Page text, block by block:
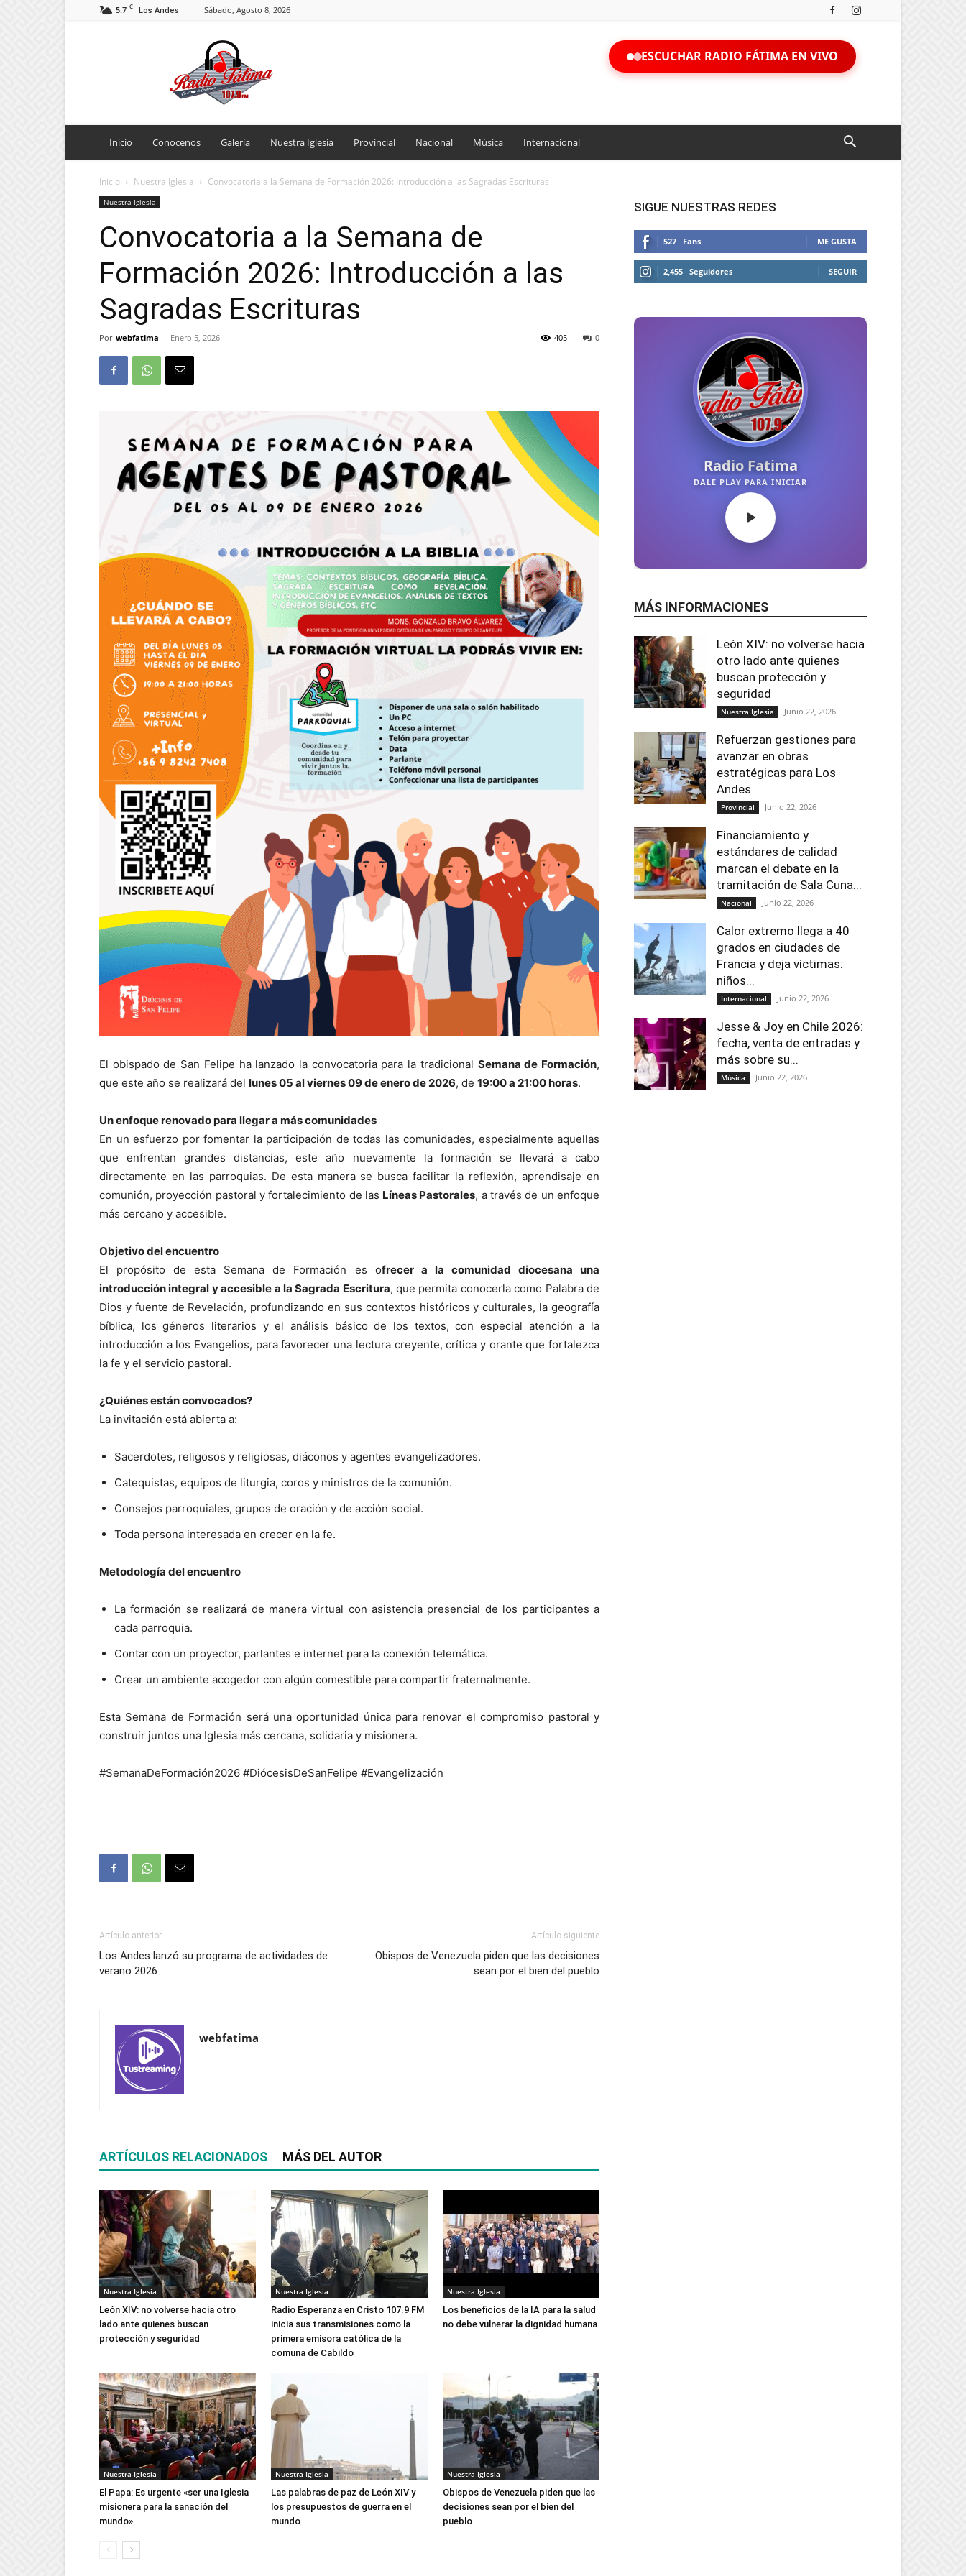
5.7 C Los Andes Sábado, Agosto 8, 2026
ESCUCHAR RADIO FÁTIMA EN VIVO
Inicio Conocenos Galería Nuestra Iglesia Provincial Nacional Música Internacional
Inicio Nuestra Iglesia Convocatoria a la Semana de Formación 2026: Introducción a las Sagradas Escrituras
Nuestra Iglesia
Convocatoria a la Semana de
Formación 2026: Introducción a las
Sagradas Escrituras
Por webfatima - Enero 5, 2026 0
405
El obispado de San Felipe ha lanzado la convocatoria para la tradicional Semana de Formación,
que este año se realizará del lunes 05 al viernes 09 de enero de 2026, de 19:00 a 21:00 horas.
Un enfoque renovado para llegar a más comunidades
En un esfuerzo por fomentar la participación de todas las comunidades, especialmente aquellas
que enfrentan grandes distancias, este año nuevamente la formación se llevará a cabo
directamente en las parroquias. De esta manera se busca facilitar la reflexión, aprendisaje en
comunión, proyección pastoral y fortalecimiento de las Líneas Pastorales, a través de un enfoque
más cercano y accesible.
Objetivo del encuentro
El propósito de esta Semana de Formación es ofrecer a la comunidad diocesana una
introducción integral y accesible a la Sagrada Escritura, que permita conocerla como Palabra de
Dios y fuente de Revelación, profundizando en sus contextos históricos y culturales, la geografía
bíblica, los géneros literarios y el análisis básico de los textos, con especial atención a la
introducción a los Evangelios, para favorecer una lectura creyente, crítica y orante que fortalezca
la fe y el servicio pastoral.
¿Quiénes están convocados?
La invitación está abierta a:
Sacerdotes, religosos y religiosas, diáconos y agentes evangelizadores.
Catequistas, equipos de liturgia, coros y ministros de la comunión.
Consejos parroquiales, grupos de oración y de acción social.
Toda persona interesada en crecer en la fe.
Metodología del encuentro
La formación se realizará de manera virtual con asistencia presencial de los participantes a
cada parroquia.
Contar con un proyector, parlantes e internet para la conexión telemática.
Crear un ambiente acogedor con algún comestible para compartir fraternalmente.
Esta Semana de Formación será una oportunidad única para renovar el compromiso pastoral y
construir juntos una Iglesia más cercana, solidaria y misionera.
#SemanaDeFormación2026 #DiócesisDeSanFelipe #Evangelización
Artículo anterior
Los Andes lanzó su programa de actividades de
verano 2026
Artículo siguiente
Obispos de Venezuela piden que las decisiones
sean por el bien del pueblo
webfatima
ARTÍCULOS RELACIONADOS MÁS DEL AUTOR
Nuestra Iglesia
León XIV: no volverse hacia otro
lado ante quienes buscan
protección y seguridad
Nuestra Iglesia
Radio Esperanza en Cristo 107.9 FM
inicia sus transmisiones como la
primera emisora católica de la
comuna de Cabildo
Nuestra Iglesia
Los beneficios de la IA para la salud
no debe vulnerar la dignidad humana
Nuestra Iglesia
El Papa: Es urgente «ser una Iglesia
misionera para la sanación del
mundo»
Nuestra Iglesia
Las palabras de paz de León XIV y
los presupuestos de guerra en el
mundo
Nuestra Iglesia
Obispos de Venezuela piden que las
decisiones sean por el bien del
pueblo
SIGUE NUESTRAS REDES
527 Fans ME GUSTA
2,455 Seguidores SEGUIR
MÁS INFORMACIONES
León XIV: no volverse hacia
otro lado ante quienes
buscan protección y
seguridad
Nuestra Iglesia Junio 22, 2026
Refuerzan gestiones para
avanzar en obras
estratégicas para Los
Andes
Provincial Junio 22, 2026
Financiamiento y
estándares de calidad
marcan el debate en la
tramitación de Sala Cuna...
Nacional Junio 22, 2026
Calor extremo llega a 40
grados en ciudades de
Francia y deja víctimas:
niños...
Internacional Junio 22, 2026
Jesse & Joy en Chile 2026:
fecha, venta de entradas y
más sobre su...
Música Junio 22, 2026